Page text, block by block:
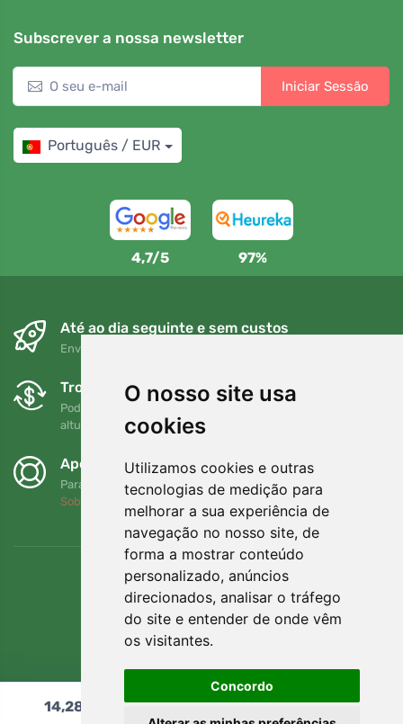
O nosso site usa
cookies
Utilizamos cookies e outras
tecnologias de medição para
melhorar a sua experiência de
navegação no nosso site, de
forma a mostrar conteúdo
personalizado, anúncios
direcionados, analisar o tráfego
do site e entender de onde vêm
os visitantes.
Concordo
Subscrever a nossa newsletter
Iniciar Sessão
Português / EUR
4,7/5 97%
Até ao dia seguinte e sem custos
Envio gratuito para encomendas superiores a 80 EUR
Trocas e devoluções gratuitas
Pode devolver ou trocar a sua encomenda em qualquer
altura no prazo de 90 dias
Apoiamos a Trees.org
Para cada encomenda plantamos uma árvore! Leia mais
Sobre nós
14,28 Adicionar ao carrinho